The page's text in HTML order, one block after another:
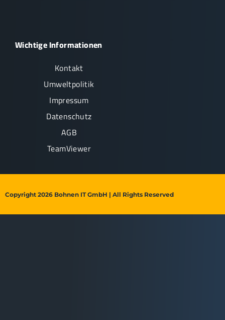
Wichtige Informationen
Kontakt
Umweltpolitik
Impressum
Datenschutz
AGB
TeamViewer
Copyright 2026 Bohnen IT GmbH | All Rights Reserved